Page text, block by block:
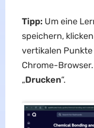
Tipp: Um eine
speichern,
vertikalen
Chrome-
„Drucken“.